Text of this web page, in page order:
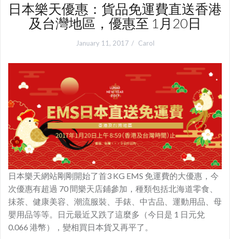
日本樂天優惠：貨品免運費直送香港
及台灣地區，優惠至 1月20日
January 11, 2017 Carol
日本樂天網站剛剛開始了首3 KG EMS 免運費的大優惠，今
次優惠有超過 70 間樂天店鋪參加，種類包括北海道零食、
抺茶、健康美容、潮流服裝、手錶、中古品、 運動用品、母
嬰用品等等。日元最近又跌了這麼多（今日是 1 日元兌
0.066 港幣），變相買日本貨又再平了。